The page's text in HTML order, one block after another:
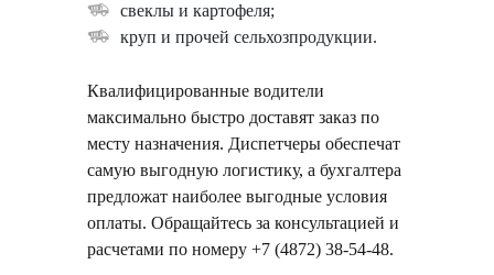
свеклы и картофеля;
круп и прочей сельхозпродукции.
Квалифицированные водители
максимально быстро доставят заказ по
месту назначения. Диспетчеры обеспечат
самую выгодную логистику, а бухгалтера
предложат наиболее выгодные условия
оплаты. Обращайтесь за консультацией и
расчетами по номеру +7 (4872) 38-54-48.